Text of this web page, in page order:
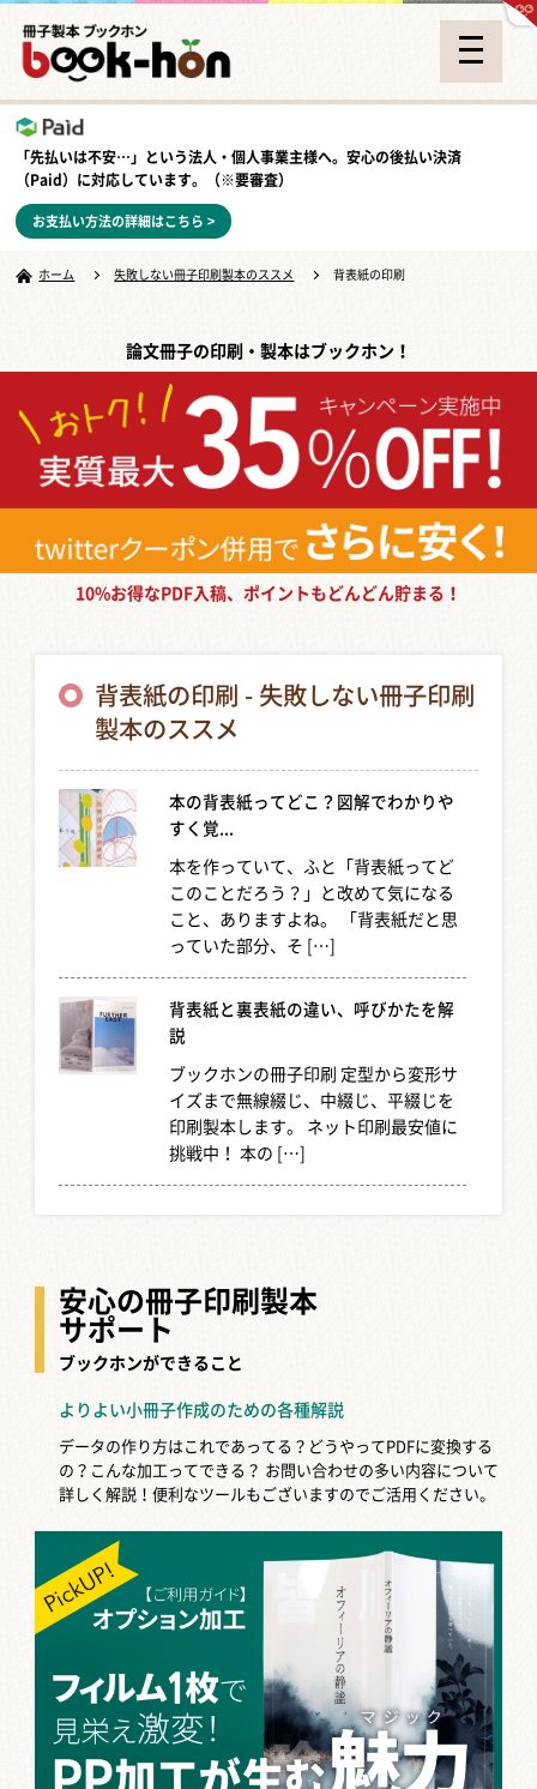
「先払いは不安…」という法人・個人事業主様へ。安心の後払い決済
（Paid） に対応しています。（※要審査）
お支払い方法の詳細はこちら >
ホーム 失敗しない冊子印刷製本のススメ 背表紙の印刷
論文冊子の印刷・製本はブックホン！
10%お得なPDF入稿、ポイントもどんどん貯まる！
背表紙の印刷 - 失敗しない冊子印刷
製本のススメ
本の背表紙ってどこ？図解でわかりや
すく覚...
本を作っていて、ふと「背表紙ってど
このことだろう？」と改めて気になる
こと、ありますよね。 「背表紙だと思
っていた部分、そ […]
背表紙と裏表紙の違い、呼びかたを解
説
ブックホンの冊子印刷 定型から変形サ
イズまで無線綴じ、中綴じ、平綴じを
印刷製本します。 ネット印刷最安値に
挑戦中！ 本の […]
アルバムの背表紙をおしゃれに作りた
紙。アルバム作りでも背表紙には絶対
こだわりたいところです。 デザインが
苦手な人やデザイン […]
のコツ...
本のデザインで悩むのが背表紙ではな
同人誌で背幅を作れるのは何mmか
同人誌を作る際に知っておきたいのが
「背幅」。 背表紙にあたる部分の幅の
ことですね。 同人誌のデザインを考え
るときには、背 […]
安心の冊子印刷製本
サポート
ブックホンができること
よりよい小冊子作成のための各種解説
データの作り方はこれであってる？どうやってPDFに変換する
の？こんな加工ってできる？ お問い合わせの多い内容について
詳しく解説！便利なツールもございますのでご活用ください。